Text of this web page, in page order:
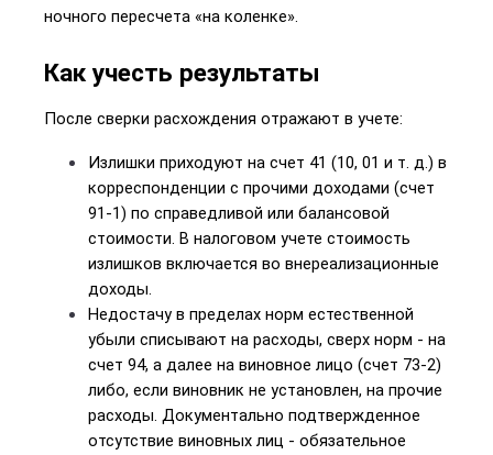
ночного пересчета «на коленке».
Как учесть результаты
После сверки расхождения отражают в учете:
Излишки приходуют на счет 41 (10, 01 и т. д.) в
корреспонденции с прочими доходами (счет
91-1) по справедливой или балансовой
стоимости. В налоговом учете стоимость
излишков включается во внереализационные
доходы.
Недостачу в пределах норм естественной
убыли списывают на расходы, сверх норм - на
счет 94, а далее на виновное лицо (счет 73-2)
либо, если виновник не установлен, на прочие
расходы. Документально подтвержденное
отсутствие виновных лиц - обязательное